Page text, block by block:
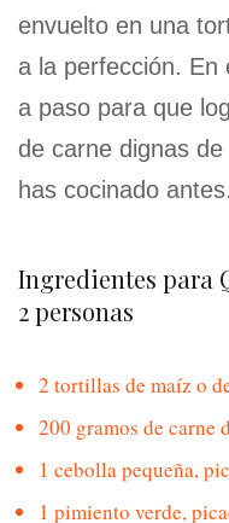
envuelto en una
a la perfección.
a paso para que
de carne dignas
has cocinado antes.
Ingredientes para
2 personas
2 tortillas de maíz o
200 gramos de carne
1 cebolla pequeña,
1 pimiento verde,